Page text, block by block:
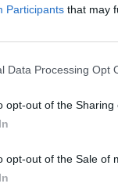
Participants that may
Data Processing Opt
opt-out of the Sharing
opt-out of the Sale of
kezelés
emelt az Integritás
(KNYF) a Pesti